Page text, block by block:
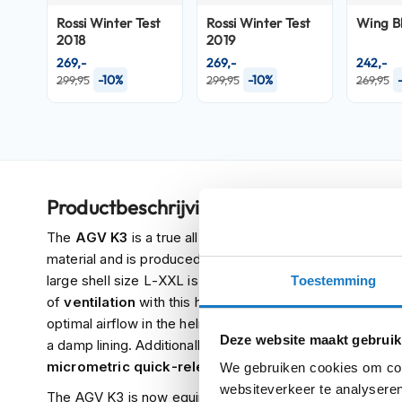
Toestemming
Deze website maakt
We gebruiken cookies om
websiteverkeer te
Crosshelmen
accessoires
offs
Crossbrillen
Oordoppen
Onderhoud
helm
Helm
houder
Rossi Winter Test
2018
299,95 -10%
269,-
Rossi Winter Test
2019
299,95 -10%
269,-
Wing
269,95
242,-
Productbeschrijving
The AGV K3 is a true all-rounder for a great price. This
material and is produced intwo shell sizes. The small
large shell size L-XXL is slightly heavier. The inner shell
ofventilation with this helmet, with no less than 5 front
optimal airflow in the helmet. The
a damp lining. Additionally, the lining is removable and
micrometric quick-release buckle, which easily
The AGV K3 is now equipped with aMax vision